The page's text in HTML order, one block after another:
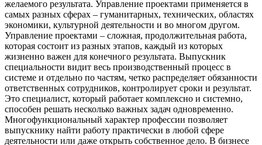
желаемого результата. Управление проектами применяется в
самых разных сферах – гуманитарных, технических, областях
экономики, культурной деятельности и во многом другом.
Управление проектами – сложная, продолжительная работа,
которая состоит из разных этапов, каждый из которых
жизненно важен для конечного результата. Выпускник
специальности видит весь производственный процесс в
системе и отдельно по частям, четко распределяет обязанности
ответственных сотрудников, контролирует сроки и результат.
Это специалист, который работает комплексно и системно,
способен решать несколько важных задач одновременно.
Многофункциональный характер профессии позволяет
выпускнику найти работу практически в любой сфере
деятельности или даже открыть собственное дело. В бизнесе